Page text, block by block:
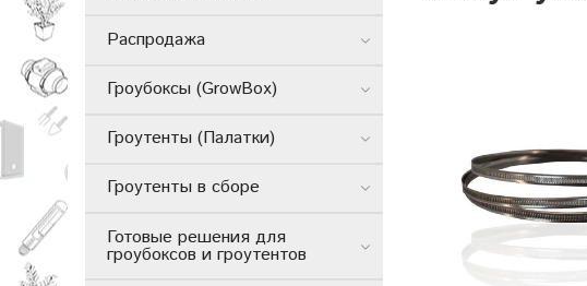
Распродажа
Гроубоксы (GrowBox)
Гроутенты (Палатки)
Гроутенты в сборе
Готовые решения для
гроубоксов и гроутентов